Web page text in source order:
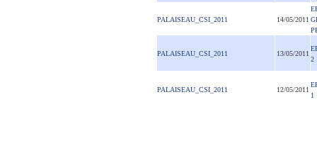
PALAISEAU_CSI_2011 14/05/2011
PALAISEAU_CSI_2011 13/05/2011
2
PALAISEAU_CSI_2011 12/05/2011
1